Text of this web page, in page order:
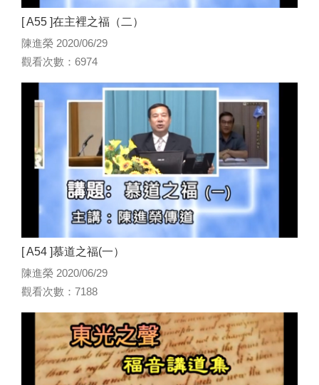
[ A55 ]在主裡之福（二）
陳進榮 2020/06/29
觀看次數：6974
[ A54 ]慕道之福(一）
陳進榮 2020/06/29
觀看次數：7188